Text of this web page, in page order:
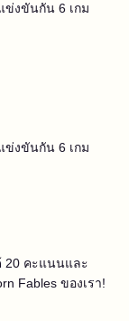
ข่งขันกัน 6 เกม
ข่งขันกัน 6 เกม
20 คะแนนและ
Fables ของเรา!